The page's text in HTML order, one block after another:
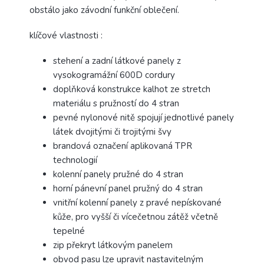
obstálo jako závodní funkční oblečení.
klíčové vlastnosti :
stehení a zadní látkové panely z
vysokogramážní 600D cordury
doplňková konstrukce kalhot ze stretch
materiálu s pružností do 4 stran
pevné nylonové nitě spojují jednotlivé panely
látek dvojitými či trojitými švy
brandová označení aplikovaná TPR
technologií
kolenní panely pružné do 4 stran
horní pánevní panel pružný do 4 stran
vnitřní kolenní panely z pravé nepískované
kůže, pro vyšší či vícečetnou zátěž včetně
tepelné
zip překryt látkovým panelem
obvod pasu lze upravit nastavitelným